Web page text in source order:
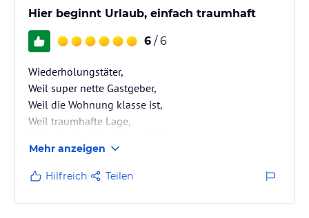
Hier beginnt Urlaub, einfach traumhaft
6 / 6
Wiederholungstäter,
Weil super nette Gastgeber,
Weil die Wohnung klasse ist,
Weil traumhafte Lage,
Weil man als Gast hier so herzlich aufgenommen
wird das der Urlaub sofort beginnt.
Mehr anzeigen
Hilfreich Teilen